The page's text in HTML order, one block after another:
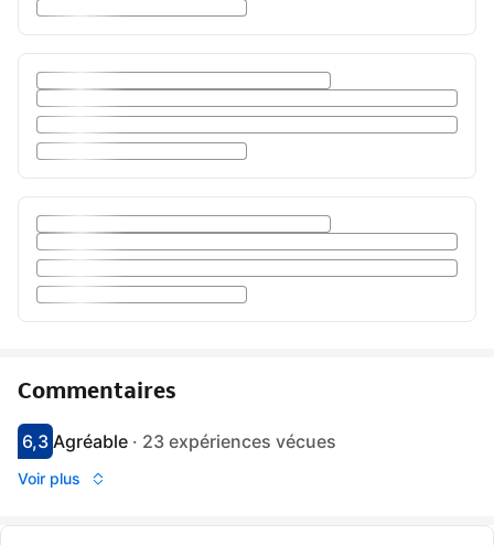
Commentaires
Avec une note de 6.3
6,3
agréableAgréable · 23 expériences vécues
Voir plus